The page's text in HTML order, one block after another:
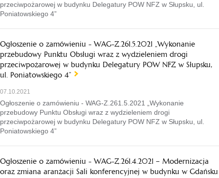
przeciwpożarowej w budynku Delegatury POW NFZ w Słupsku, ul.
Poniatowskiego 4”
Ogłoszenie o zamówieniu - WAG-Z.261.5.2021 „Wykonanie
przebudowy Punktu Obsługi wraz z wydzieleniem drogi
przeciwpożarowej w budynku Delegatury POW NFZ w Słupsku,
ul. Poniatowskiego 4”
07.10.2021
Ogłoszenie o zamówieniu - WAG-Z.261.5.2021 „Wykonanie
przebudowy Punktu Obsługi wraz z wydzieleniem drogi
przeciwpożarowej w budynku Delegatury POW NFZ w Słupsku, ul.
Poniatowskiego 4”
Ogłoszenie o zamówieniu - WAG-Z.261.4.2021 – Modernizacja
oraz zmiana aranżacji Sali konferencyjnej w budynku w Gdańsku